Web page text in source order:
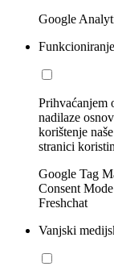
Google
Funkcioniranje
Prihvaćanjem
nadilaze
korištenje
stranici
Google Tag
Consent
Freshchat
Vanjski